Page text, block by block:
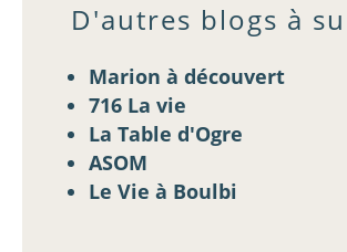
D'autres blogs à
Marion à découvert
716 La vie
La Table d'Ogre
ASOM
Le Vie à Boulbi